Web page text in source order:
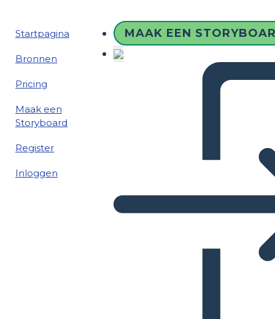
Startpagina
Bronnen
Pricing
Maak een
Storyboard
Register
Inloggen
MAAK EEN